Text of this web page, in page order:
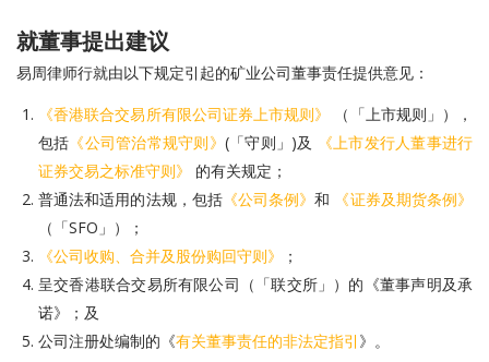
就董事提出建议
易周律师行就由以下规定引起的矿业公司董事责任提供意见：
《香港联合交易所有限公司证券上市规则》
（「上市规则」），
包括 《公司管治常规守则》 (「守则」)及
《上市发行人董事进行
证券交易之标准守则》 的有关规定；
普通法和适用的法规，包括《公司条例》和
《证券及期货条例》
（「SFO」）；
《公司收购、合并及股份购回守则》
；
呈交香港联合交易所有限公司（「联交所」）的《董事声明及承
诺》；及
公司注册处编制的《有关董事责任的非法定指引 》。